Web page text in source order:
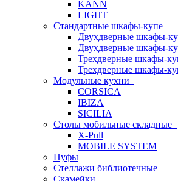
KANN
LIGHT
Стандартные шкафы-купе
Двухдверные шкафы-
Двухдверные шкафы-
Трехдверные шкафы-
Трехдверные шкафы-
Модульные кухни
CORSICA
IBIZA
SICILIA
Столы мобильные складные
X-Pull
MOBILE SYSTEM
Пуфы
Стеллажи библиотечные
Скамейки